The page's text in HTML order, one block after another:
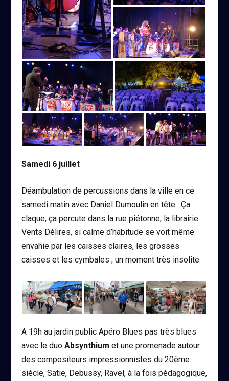
Samedi 6 juillet
Déambulation de percussions dans la ville en ce
samedi matin avec Daniel Dumoulin en tête . Ça
claque, ça percute dans la rue piétonne, la librairie
Vents Délires, si calme d’habitude se voit même
envahie par les caisses claires, les grosses
caisses et les cymbales ; un moment très insolite.
A 19h au jardin public Apéro Blues pas très blues
avec le duoAbsynthium et une promenade autour
des compositeurs impressionnistes du 20ème
siècle, Satie, Debussy, Ravel, à la fois pédagogique,